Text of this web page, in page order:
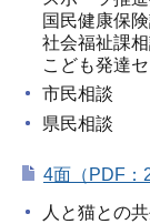
国民健康保
社会福祉課
こども発達
市民相談
県民相談
4面（PDF：
人と猫との